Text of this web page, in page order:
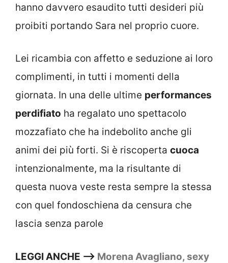
hanno davvero esaudito tutti desideri più
proibiti portando Sara nel proprio cuore.
Lei ricambia con affetto e seduzione ai loro
complimenti, in tutti i momenti della
giornata. In una delle ultime performances
perdifiato ha regalato uno spettacolo
mozzafiato che ha indebolito anche gli
animi dei più forti. Si è riscoperta cuoca
intenzionalmente, ma la risultante di
questa nuova veste resta sempre la stessa
con quel fondoschiena da censura che
lascia senza parole
LEGGI ANCHE —–> Morena Avagliano, sexy